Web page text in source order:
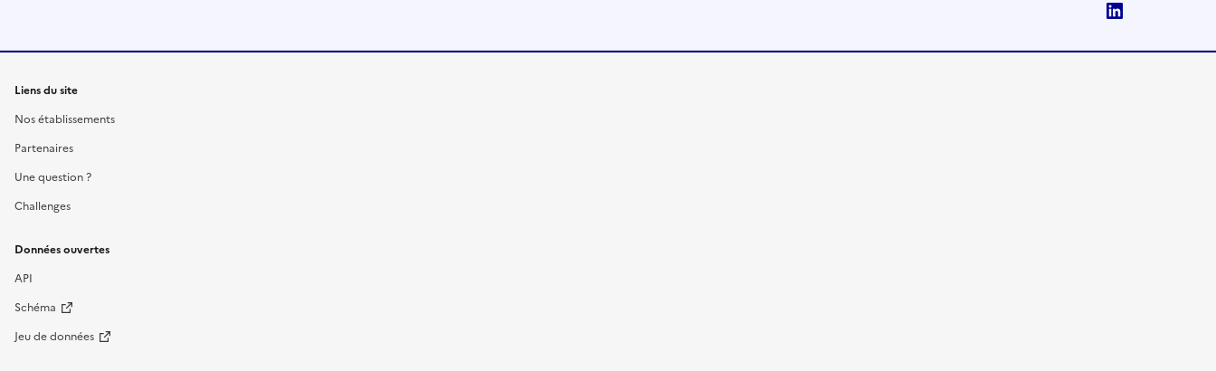
Liens du site
Nos établissements
Partenaires
Une question ?
Challenges
Données ouvertes
API
Schéma
Jeu de données